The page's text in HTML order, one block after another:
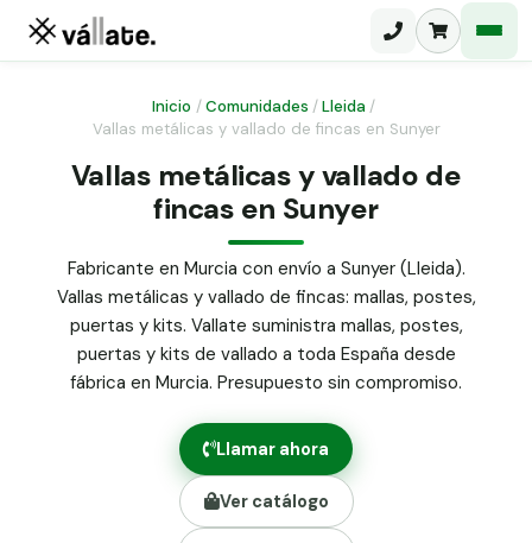
Malla ganadera
Malla simple torsión
Malla triple torsión
Panel malla H.
Puerta abatible dos hojas
Puerta acceso peatonal
Poste malla Hércules
Poste malla simple torsión
Alambre de espino galvanizado
Alambre liso galvanizado
Malla ocultación 70 g/m² verde
Abrazadera PVC malla H.
Inicio /Comunidades /Lleida /
Vallas metálicas y vallado de fincas en Sunyer
Vallas metálicas y vallado de
fincas en Sunyer
Fabricante en Murcia con envío a Sunyer (Lleida).
Vallas metálicas y vallado de fincas: mallas, postes,
puertas y kits. Vallate suministra mallas, postes,
puertas y kits de vallado a toda España desde
fábrica en Murcia. Presupuesto sin compromiso.
Llamar ahora
Ver catálogo